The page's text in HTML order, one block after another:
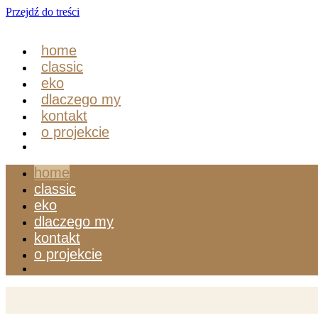
Przejdź do treści
home
classic
eko
dlaczego my
kontakt
o projekcie
home
classic
eko
dlaczego my
kontakt
o projekcie